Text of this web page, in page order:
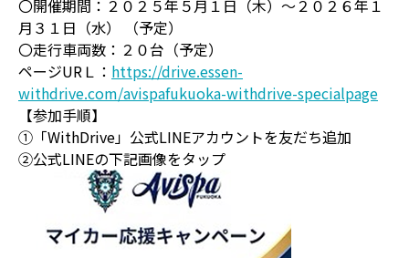
〇開催期間：２０２５年５月１日（木）〜２０２６年１
月３１日（水） （予定）
〇走行車両数：２０台（予定）
ページURＬ： https://drive.essen-
withdrive.com/avispafukuoka-withdrive-specialpage
【参加手順】
①「WithDrive」公式LINEアカウントを友だち追加
②公式LINEの下記画像をタップ